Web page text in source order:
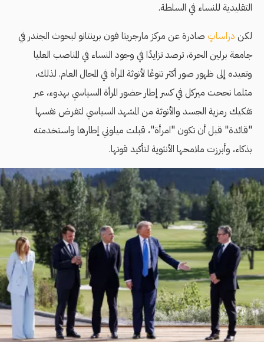
التقليدية للنساء في السلطة.
لكن دراسات ٍ صادرة عن مركز مارجريتا فون برينتانو لبحوث الجندر في
جامعة برلين الحرة، ترصد تزايدًا في وجود النساء في المناصب العليا
وتعيده إلى ظهور صور أكثر تنوعًا لأنوثة المرأة في المجال العام. لذلك،
مثلما نجحت ميركل في كسر إطار حضور المرأة السياسي بهدوء، عبر
تفكيك رمزية الجسد والأنوثة من المشهد السياسي لتفرض نفسها
"قائدة" قبل أن تكون "امرأة"، قبلت ميلوني إطارها واستخدمته
بذكاء، وأبرزت ملامحها الأنثوية لتأكيد قوتها.